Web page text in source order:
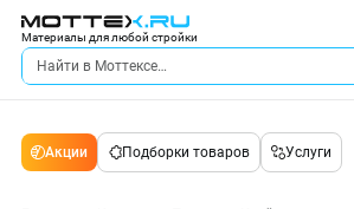
Материалы для любой стройки
Акции Подборки товаров Услуги